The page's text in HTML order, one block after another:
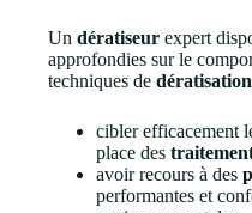
Un dératiseur expert
approfondies sur le
techniques de dératisation
cibler efficacement
place des
avoir recours à des
performantes et